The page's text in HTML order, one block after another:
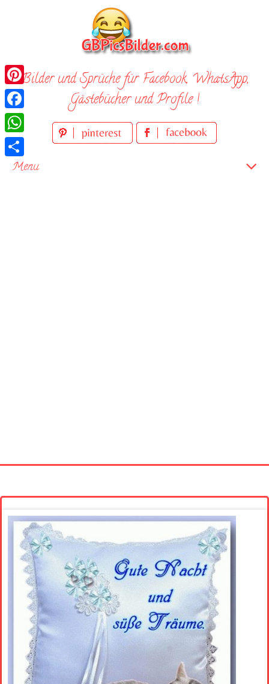
Bilder und Sprüche für Facebook, WhatsApp,
Gästebücher und Profile !
Menu
Pinterest
Facebook
WhatsApp
Teilen